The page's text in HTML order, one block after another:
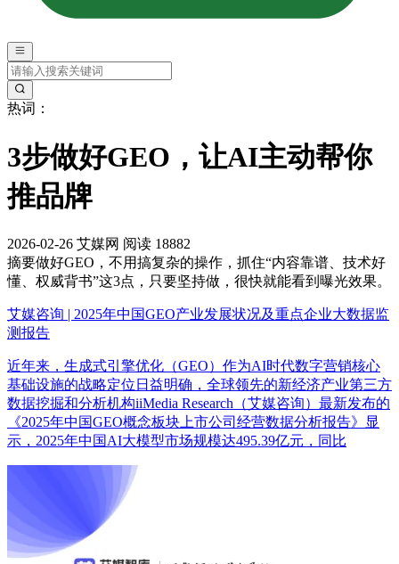
热词：
3步做好GEO，让AI主动帮你
推品牌
2026-02-26 艾媒网 阅读 18882
摘要做好GEO，不用搞复杂的操作，抓住“内容靠谱、技术好
懂、权威背书”这3点，只要坚持做，很快就能看到曝光效果。
艾媒咨询 | 2025年中国GEO产业发展状况及重点企业大数据监
测报告
近年来，生成式引擎优化（GEO）作为AI时代数字营销核心
基础设施的战略定位日益明确，全球领先的新经济产业第三方
数据挖掘和分析机构iiMedia Research（艾媒咨询）最新发布的
《2025年中国GEO概念板块上市公司经营数据分析报告》显
示，2025年中国AI大模型市场规模达495.39亿元，同比